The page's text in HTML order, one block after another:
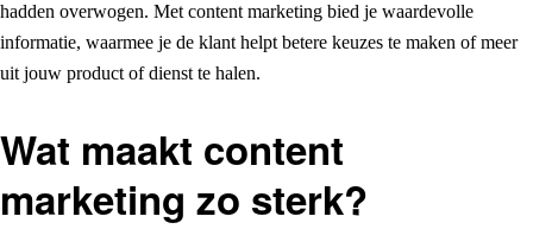
hadden overwogen. Met content marketing bied je waardevolle
informatie, waarmee je de klant helpt betere keuzes te maken of meer
uit jouw product of dienst te halen.
Wat maakt content
marketing zo sterk?